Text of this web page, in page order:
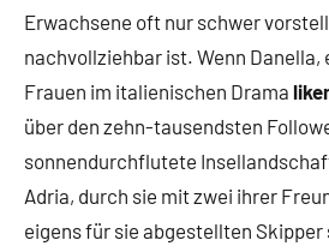
Erwachsene oft nur schwer
nachvollziehbar ist. Wenn Danella,
Frauen im italienischen Drama
über den zehn-tausendsten
sonnendurchflutete
Adria, durch sie mit zwei ihrer
eigens für sie abgestellten Skipper